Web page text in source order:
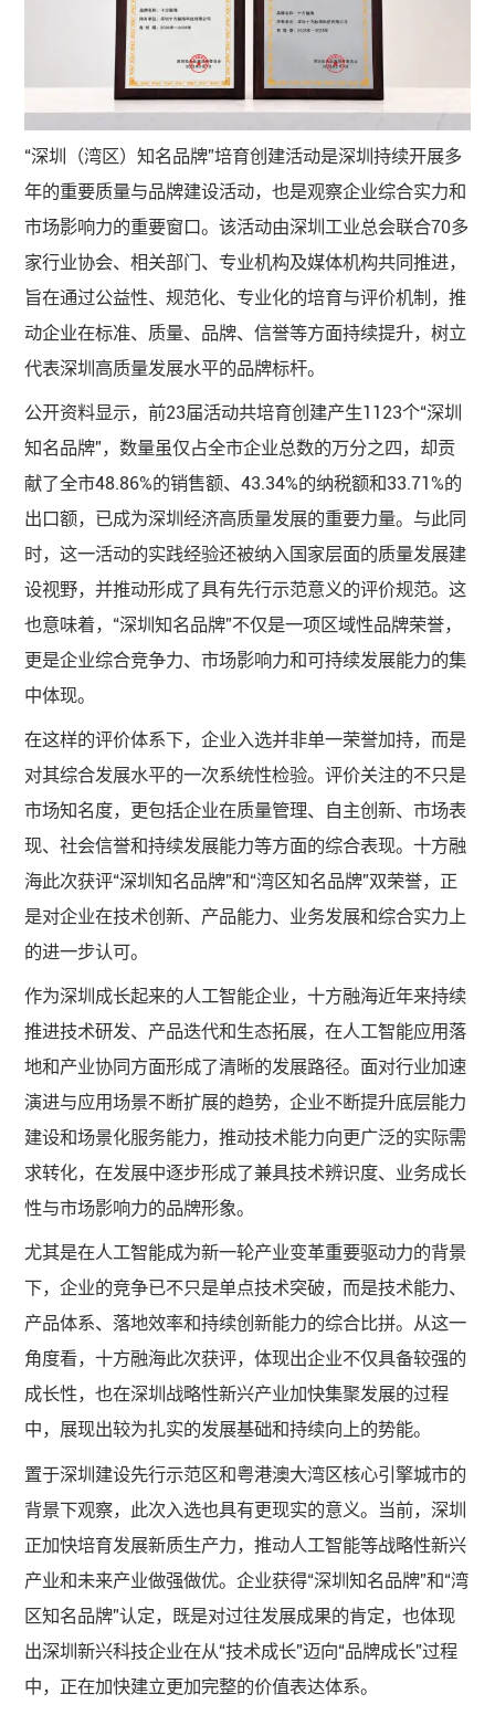
“深圳（湾区）知名品牌”培育创建活动是深圳持续开展多
年的重要质量与品牌建设活动，也是观察企业综合实力和
市场影响力的重要窗口。该活动由深圳工业总会联合70多
家行业协会、相关部门、专业机构及媒体机构共同推进，
旨在通过公益性、规范化、专业化的培育与评价机制，推
动企业在标准、质量、品牌、信誉等方面持续提升，树立
代表深圳高质量发展水平的品牌标杆。
公开资料显示，前23届活动共培育创建产生1123个“深圳
知名品牌”，数量虽仅占全市企业总数的万分之四，却贡
献了全市48.86%的销售额、43.34%的纳税额和33.71%的
出口额，已成为深圳经济高质量发展的重要力量。与此同
时，这一活动的实践经验还被纳入国家层面的质量发展建
设视野，并推动形成了具有先行示范意义的评价规范。这
也意味着，“深圳知名品牌”不仅是一项区域性品牌荣誉，
更是企业综合竞争力、市场影响力和可持续发展能力的集
中体现。
在这样的评价体系下，企业入选并非单一荣誉加持，而是
对其综合发展水平的一次系统性检验。评价关注的不只是
市场知名度，更包括企业在质量管理、自主创新、市场表
现、社会信誉和持续发展能力等方面的综合表现。十方融
海此次获评“深圳知名品牌”和“湾区知名品牌”双荣誉，正
是对企业在技术创新、产品能力、业务发展和综合实力上
的进一步认可。
作为深圳成长起来的人工智能企业，十方融海近年来持续
推进技术研发、产品迭代和生态拓展，在人工智能应用落
地和产业协同方面形成了清晰的发展路径。面对行业加速
演进与应用场景不断扩展的趋势，企业不断提升底层能力
建设和场景化服务能力，推动技术能力向更广泛的实际需
求转化，在发展中逐步形成了兼具技术辨识度、业务成长
性与市场影响力的品牌形象。
尤其是在人工智能成为新一轮产业变革重要驱动力的背景
下，企业的竞争已不只是单点技术突破，而是技术能力、
产品体系、落地效率和持续创新能力的综合比拼。从这一
角度看，十方融海此次获评，体现出企业不仅具备较强的
成长性，也在深圳战略性新兴产业加快集聚发展的过程
中，展现出较为扎实的发展基础和持续向上的势能。
置于深圳建设先行示范区和粤港澳大湾区核心引擎城市的
背景下观察，此次入选也具有更现实的意义。当前，深圳
正加快培育发展新质生产力，推动人工智能等战略性新兴
产业和未来产业做强做优。企业获得“深圳知名品牌”和“湾
区知名品牌”认定，既是对过往发展成果的肯定，也体现
出深圳新兴科技企业在从“技术成长”迈向“品牌成长”过程
中，正在加快建立更加完整的价值表达体系。